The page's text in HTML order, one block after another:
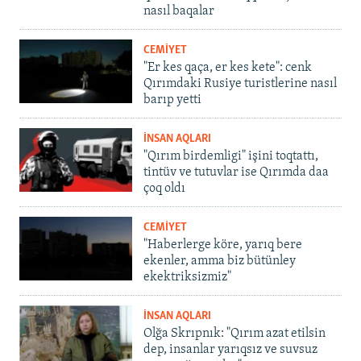
nasıl baqalar
CEMİYET
"Er kes qaça, er kes kete": cenk
Qırımdaki Rusiye turistlerine nasıl
barıp yetti
İNSAN AQLARI
"Qırım birdemligi" işini toqtattı,
tintüv ve tutuvlar ise Qırımda daa
çoq oldı
CEMİYET
"Haberlerge köre, yarıq bere
ekenler, amma biz bütünley
ekektriksizmiz"
İNSAN AQLARI
Olğa Skrıpnık: "Qırım azat etilsin
dep, insanlar yarıqsız ve suvsuz